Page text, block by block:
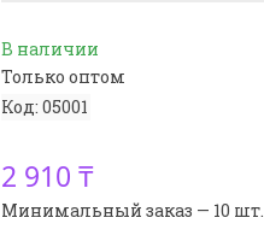
В наличии
Только оптом
Код: 05001
2 910 ₸
Минимальный заказ — 10 шт.